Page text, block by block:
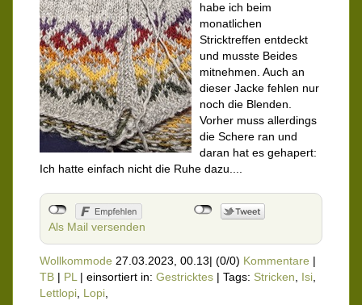
habe ich beim
monatlichen
Stricktreffen entdeckt
und musste Beides
mitnehmen. Auch an
dieser Jacke fehlen nur
noch die Blenden.
Vorher muss allerdings
die Schere ran und
daran hat es gehapert:
Ich hatte einfach nicht die Ruhe dazu....
Als Mail versenden
Wollkommode 27.03.2023, 00.13| (0/0) Kommentare |
TB | PL| einsortiert in: Gestricktes | Tags: Stricken, Isi,
Lettlopi, Lopi,